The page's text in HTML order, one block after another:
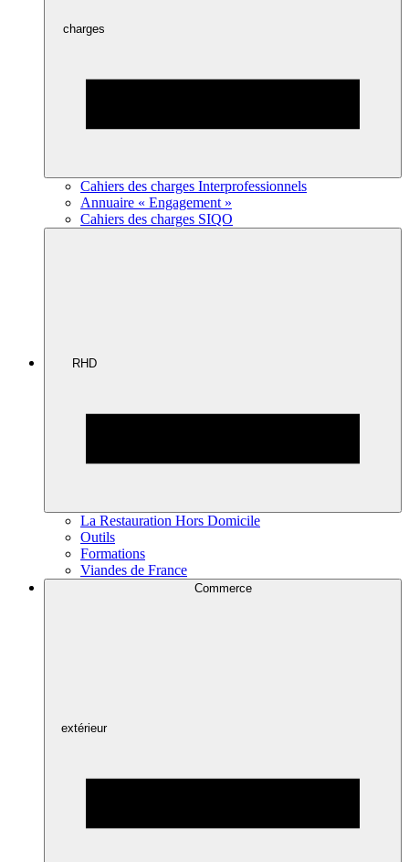
charges
Cahiers des charges Interprofessionnels
Annuaire « Engagement »
Cahiers des charges SIQO
RHD
La Restauration Hors Domicile
Outils
Formations
Viandes de France
Commerce
extérieur